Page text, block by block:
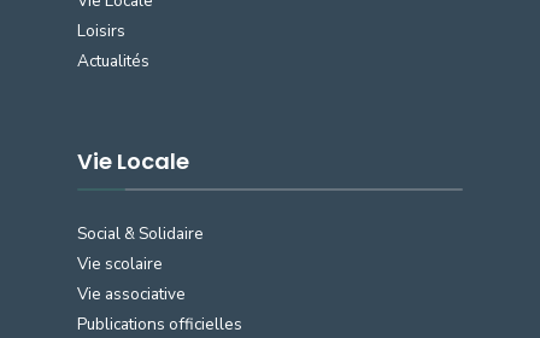
Loisirs
Actualités
Vie Locale
Social & Solidaire
Vie scolaire
Vie associative
Publications officielles